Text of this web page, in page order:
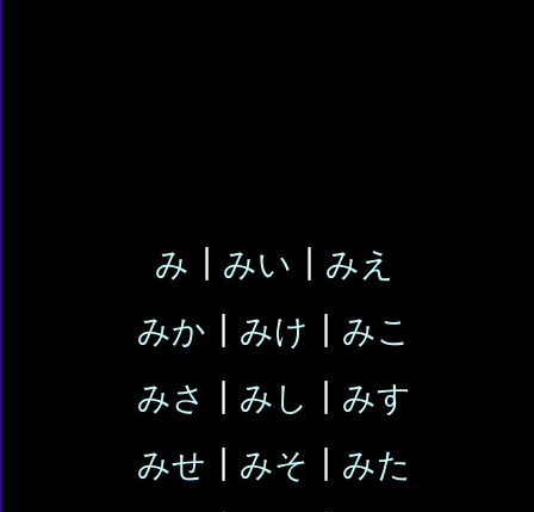
み みい
みえ
みか
みけ
みこ
みさ
みし
みす
みせ
みそ
みた